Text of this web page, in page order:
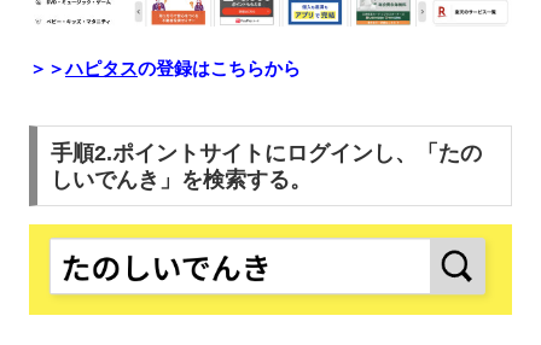
＞＞ハピタスの登録はこちらから
手順2.ポイントサイトにログインし、「たの
しいでんき」を検索する。